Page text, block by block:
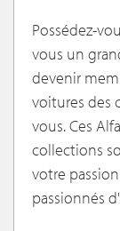
Possédez-
vous un
devenir
voitures des
vous. Ces
collections
votre
passionnés